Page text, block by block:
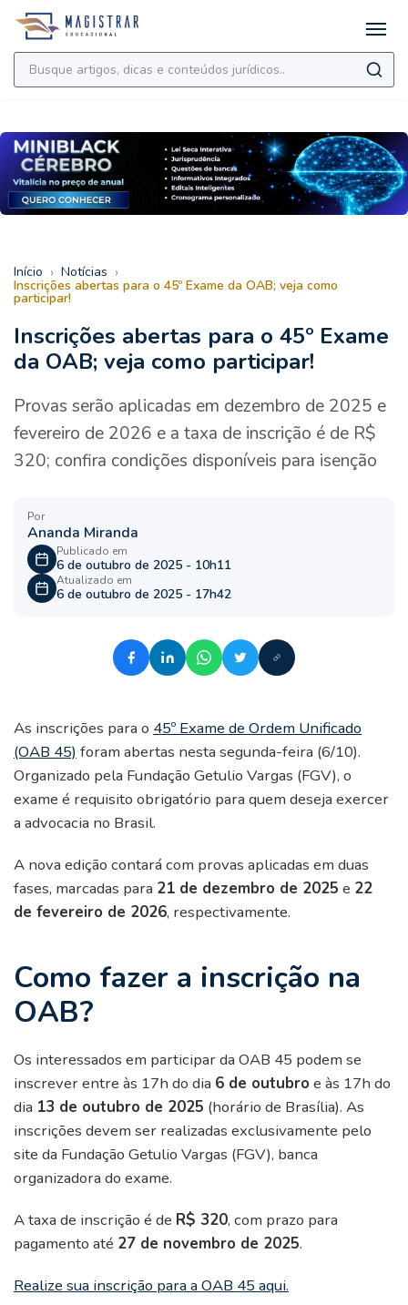
Início › Notícias ›
Inscrições abertas para o 45º Exame da OAB; veja como
participar!
Inscrições abertas para o 45º Exame
da OAB; veja como participar!
Provas serão aplicadas em dezembro de 2025 e
fevereiro de 2026 e a taxa de inscrição é de R$
320; confira condições disponíveis para isenção
Por
Ananda Miranda
Publicado em
6 de outubro de 2025 - 10h11
Atualizado em
6 de outubro de 2025 - 17h42
As inscrições para o 45º Exame de Ordem Unificado
(OAB 45) foram abertas nesta segunda-feira (6/10).
Organizado pela Fundação Getulio Vargas (FGV), o
exame é requisito obrigatório para quem deseja exercer
a advocacia no Brasil.
A nova edição contará com provas aplicadas em duas
fases, marcadas para 21 de dezembro de 2025 e 22
de fevereiro de 2026, respectivamente.
Como fazer a inscrição na
OAB?
Os interessados em participar da OAB 45 podem se
inscrever entre às 17h do dia 6 de outubro e às 17h do
dia 13 de outubro de 2025 (horário de Brasília). As
inscrições devem ser realizadas exclusivamente pelo
site da Fundação Getulio Vargas (FGV), banca
organizadora do exame.
A taxa de inscrição é de R$ 320, com prazo para
pagamento até 27 de novembro de 2025.
Realize sua inscrição para a OAB 45 aqui.